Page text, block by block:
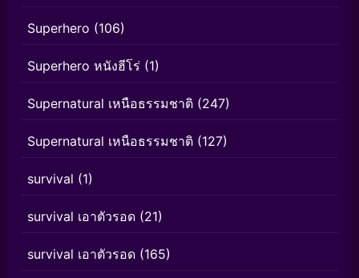
Superhero (106)
Superhero หนังฮีโร่ (1)
Supernatural เหนือธรรมชาติ (247)
Supernatural เหนือธรรมชาติ (127)
survival (1)
survival เอาตัวรอด (21)
survival เอาตัวรอด (165)